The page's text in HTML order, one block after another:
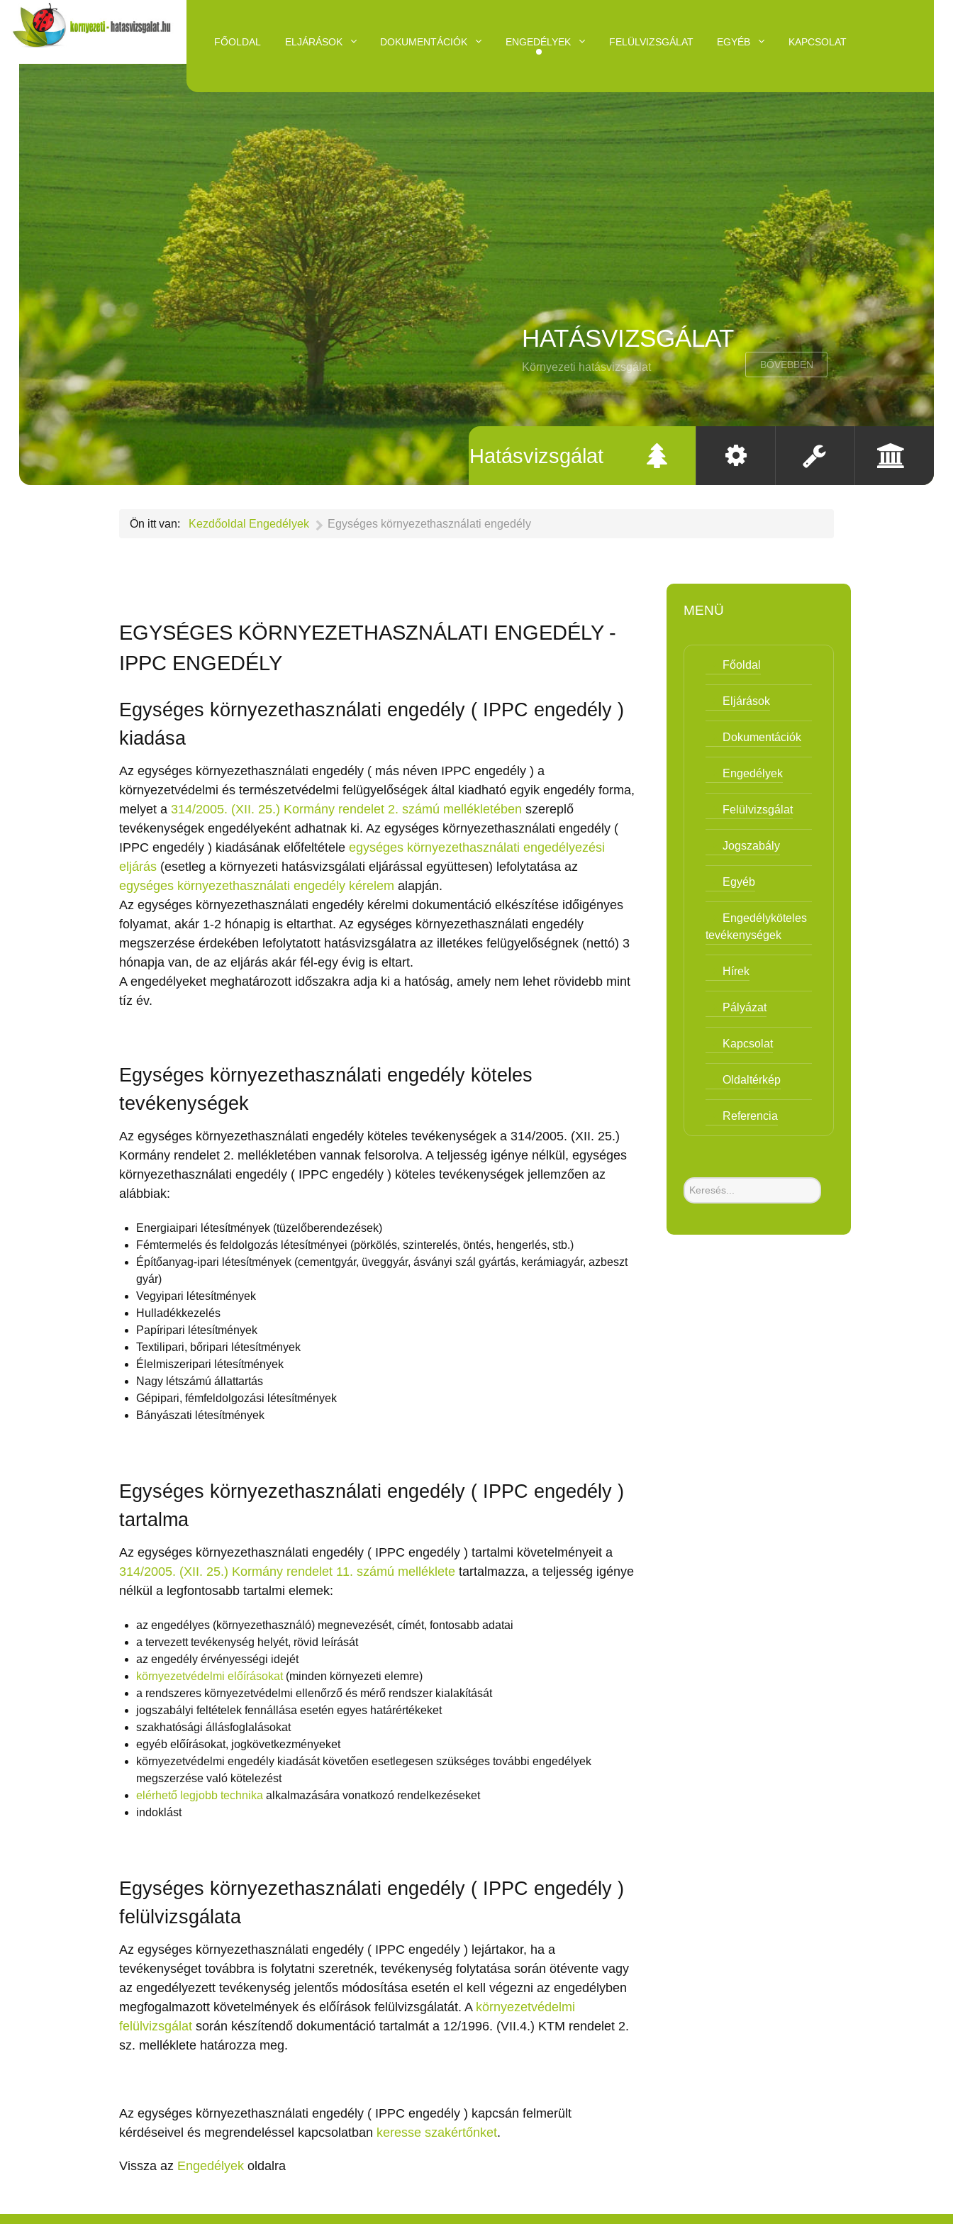
FŐOLDAL ELJÁRÁSOK DOKUMENTÁCIÓK ENGEDÉLYEK FELÜLVIZSGÁLAT EGYÉB KAPCSOLAT
HATÁSVIZSGÁLAT
Környezeti hatásvizsgálat BŐVEBBEN
Hatásvizsgálat E V
Felülvizsgálat KV TF
Ön itt van: Kezdőoldal Engedélyek Egységes környezethasználati engedély
EGYSÉGES KÖRNYEZETHASZNÁLATI ENGEDÉLY -
IPPC ENGEDÉLY
Egységes környezethasználati engedély ( IPPC engedély )
kiadása
Az egységes környezethasználati engedély ( más néven IPPC engedély ) a
környezetvédelmi és természetvédelmi felügyelőségek által kiadható egyik engedély forma,
melyet a 314/2005. (XII. 25.) Kormány rendelet 2. számú mellékletében szereplő
tevékenységek engedélyeként adhatnak ki. Az egységes környezethasználati engedély (
IPPC engedély ) kiadásának előfeltételeegységes környezethasználati engedélyezési
eljárás (esetleg a környezeti hatásvizsgálati eljárással együttesen) lefolytatása az
egységes környezethasználati engedély kérelem alapján.
Az egységes környezethasználati engedély kérelmi dokumentáció elkészítése időigényes
folyamat, akár 1-2 hónapig is eltarthat. Az egységes környezethasználati engedély
megszerzése érdekében lefolytatott hatásvizsgálatra az illetékes felügyelőségnek (nettó) 3
hónapja van, de az eljárás akár fél-egy évig is eltart.
A engedélyeket meghatározott időszakra adja ki a hatóság, amely nem lehet rövidebb mint
tíz év.
Egységes környezethasználati engedély köteles
tevékenységek
Az egységes környezethasználati engedély köteles tevékenységek a 314/2005. (XII. 25.)
Kormány rendelet 2. mellékletében vannak felsorolva. A teljesség igénye nélkül, egységes
környezethasználati engedély ( IPPC engedély ) köteles tevékenységek jellemzően az
alábbiak:
Energiaipari létesítmények (tüzelőberendezések)
Fémtermelés és feldolgozás létesítményei (pörkölés, szinterelés, öntés, hengerlés, stb.)
Építőanyag-ipari létesítmények (cementgyár, üveggyár, ásványi szál gyártás, kerámiagyár, azbeszt
gyár)
Vegyipari létesítmények
Hulladékkezelés
Papíripari létesítmények
Textilipari, bőripari létesítmények
Élelmiszeripari létesítmények
Nagy létszámú állattartás
Gépipari, fémfeldolgozási létesítmények
Bányászati létesítmények
Egységes környezethasználati engedély ( IPPC engedély )
tartalma
Az egységes környezethasználati engedély ( IPPC engedély ) tartalmi követelményeit a
314/2005. (XII. 25.) Kormány rendelet 11. számú melléklete tartalmazza, a teljesség igénye
nélkül a legfontosabb tartalmi elemek:
az engedélyes (környezethasználó) megnevezését, címét, fontosabb adatai
a tervezett tevékenység helyét, rövid leírását
az engedély érvényességi idejét
környezetvédelmi előírásokat(minden környezeti elemre)
a rendszeres környezetvédelmi ellenőrző és mérő rendszer kialakítását
jogszabályi feltételek fennállása esetén egyes határértékeket
szakhatósági állásfoglalásokat
egyéb előírásokat, jogkövetkezményeket
környezetvédelmi engedély kiadását követően esetlegesen szükséges további engedélyek
megszerzése való kötelezést
elérhető legjobb technika alkalmazására vonatkozó rendelkezéseket
indoklást
Egységes környezethasználati engedély ( IPPC engedély )
felülvizsgálata
Az egységes környezethasználati engedély ( IPPC engedély ) lejártakor, ha a
tevékenységet továbbra is folytatni szeretnék, tevékenység folytatása során ötévente vagy
az engedélyezett tevékenység jelentős módosítása esetén el kell végezni az engedélyben
megfogalmazott követelmények és előírások felülvizsgálatát. A környezetvédelmi
felülvizsgálat során készítendő dokumentáció tartalmát a 12/1996. (VII.4.) KTM rendelet 2.
sz. melléklete határozza meg.
Az egységes környezethasználati engedély ( IPPC engedély ) kapcsán felmerült
kérdéseivel és megrendeléssel kapcsolatban keresse szakértőnket.
Vissza az Engedélyek oldalra
MENÜ
Főoldal
Eljárások
Dokumentációk
Engedélyek
Felülvizsgálat
Jogszabály
Egyéb
Engedélyköteles
tevékenységek
Hírek
Pályázat
Kapcsolat
Oldaltérkép
Referencia